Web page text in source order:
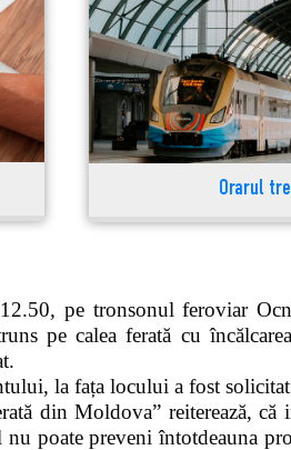
Orarul
pe tronsonul feroviar
pe calea ferată cu
la fața locului a fost
din Moldova” reiterează,
poate preveni întotdeauna